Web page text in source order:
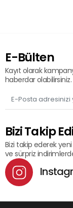
E-Bülten
Kayıt olarak
haberdar olabilirsiniz.
Bizi Takip
Bizi takip ederek
ve sürpriz